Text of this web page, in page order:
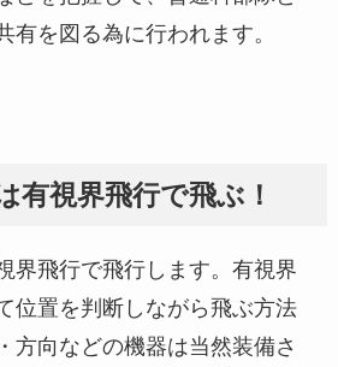
有を図る為に行われます。
有視界飛行で飛ぶ！
界飛行で飛行します。有視界
位置を判断しながら飛ぶ方法
方向などの機器は当然装備さ